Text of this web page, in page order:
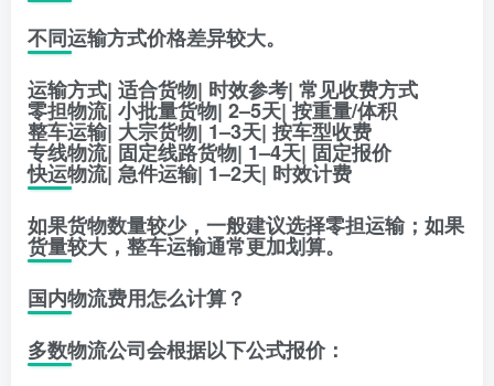
不同运输方式价格差异较大。
运输方式| 适合货物| 时效参考| 常见收费方式
零担物流| 小批量货物| 2–5天| 按重量/体积
整车运输| 大宗货物| 1–3天| 按车型收费
专线物流| 固定线路货物| 1–4天| 固定报价
快运物流| 急件运输| 1–2天| 时效计费
如果货物数量较少，一般建议选择零担运输；如果
货量较大，整车运输通常更加划算。
国内物流费用怎么计算？
多数物流公司会根据以下公式报价：